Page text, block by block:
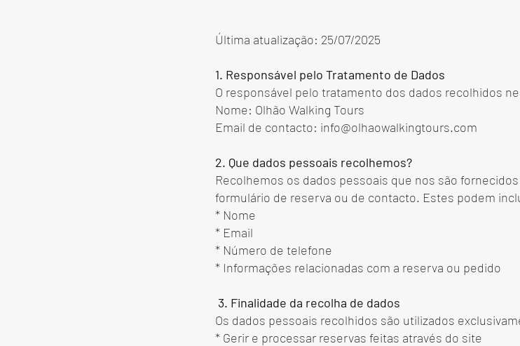
Última atualização: 25/07/2025
1. Responsável pelo Tratamento de Dados
O responsável pelo tratamento dos dados recolhidos
Nome: Olhão Walking Tours
Email de contacto: info@olhaowalkingtours.com
2. Que dados pessoais recolhemos?
Recolhemos os dados pessoais que nos são
formulário de reserva ou de contacto. Estes podem
* Nome
* Email
* Número de telefone
* Informações relacionadas com a reserva ou pedido
3. Finalidade da recolha de dados
Os dados pessoais recolhidos são utilizados
* Gerir e processar reservas feitas através do site